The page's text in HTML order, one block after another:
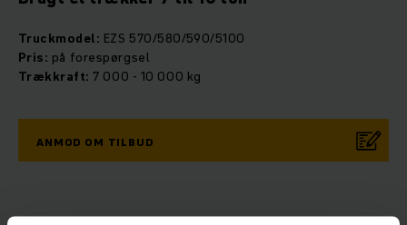
Truckmodel: EZS 570/580/590/5100
Pris: på forespørgsel
Trækkraft: 7 000 - 10 000 kg
ANMOD OM TILBUD